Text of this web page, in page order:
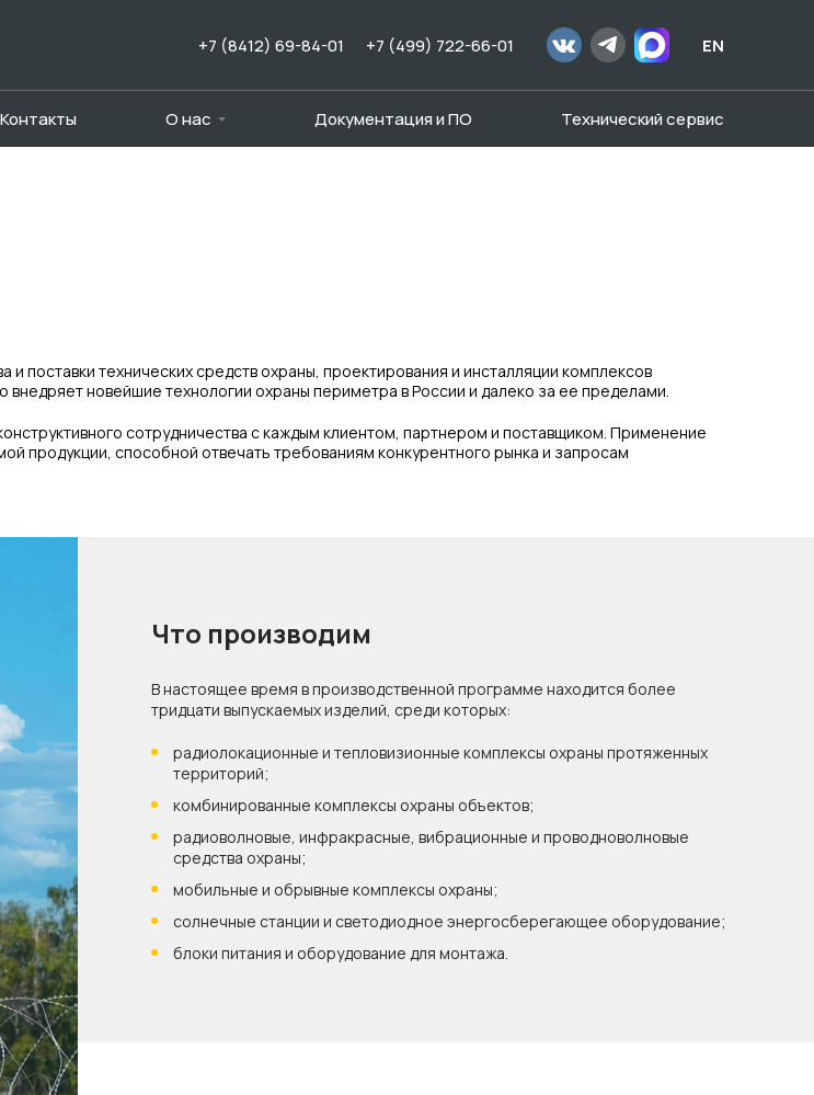
+7 (8412) 69-84-01 +7 (499) 722-66-01 EN
Контакты О нас Документация и ПО Технический сервис
поставки технических средств охраны, проектирования и инсталляции комплексов
новейшие технологии охраны периметра в России и далеко за ее пределами.
сотрудничества с каждым клиентом, партнером и поставщиком. Применение
продукции, способной отвечать требованиям конкурентного рынка и запросам
Что производим
В настоящее время в производственной программе находится более
тридцати выпускаемых изделий, среди которых:
радиолокационные и тепловизионные комплексы охраны протяженных
территорий;
комбинированные комплексы охраны объектов;
радиоволновые, инфракрасные, вибрационные и проводноволновые
средства охраны;
мобильные и обрывные комплексы охраны;
солнечные станции и светодиодное энергосберегающее оборудование;
блоки питания и оборудование для монтажа.